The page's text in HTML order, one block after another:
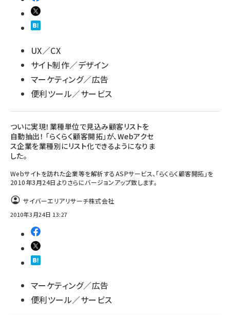
UX／CX
サイト制作／デザイン
マーケティング／広告
便利ツール／サービス
ついに実現！業種単位で見込み顧客リストを
自動抽出！ 「らくらく顧客開拓」が、Webアクセ
ス企業を業種別にリスト化できるようになりま
した。
Webサイトを訪れた企業等を解析するASPサービス、「らくらく顧客開拓」を
2010年3月24日よりさらにバージョンアップ致します。
サイバーエリアリサーチ株式会社
2010年3月24日 13:27
マーケティング／広告
便利ツール／サービス